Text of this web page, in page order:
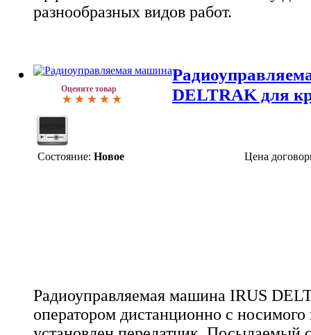
разнообразных видов работ.
Оцените товар
DELTRAK для
Состояние: Новое Цена
Радиоуправляемая машина IRUS
оператором дистанционно с